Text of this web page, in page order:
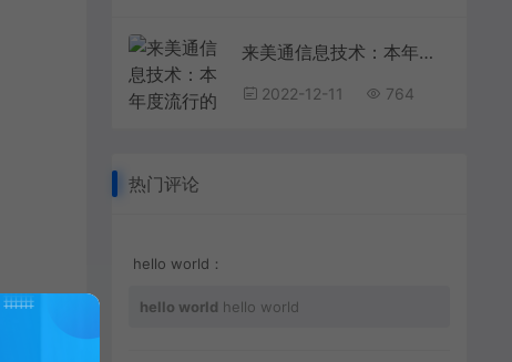
来美通信息技术：本年度流行的网页设计风格
2022-12-11 764
热门评论
hello world：
hello world hello world